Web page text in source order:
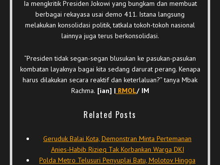
Ia mengkritik Presiden Jokowi yang bungkam dan membuat
berbagai rekayasa usai demo 411. Istana langsung
melakukan konsolidasi politik, tatkala tokoh-tokoh nasional
lainnya juga terus berkonsolidasi.
“Presiden tidak segan-segan blusukan ke pasukan-pasukan
kombatan layaknya bagai kita sedang darurat perang. Kenapa
harus dilakukan secara reaktif dan keterlaluan?” tanya Mbak
Rachma. [ian] | RMOL/ IM
Related Posts
Geruduk Balai Kota, Demonstran Minta Pertemanan
Anies-Habib Rizieq Tak Korbankan Warga DKI
Polda Metro Telusuri Penyuplai Batu, Molotov Hingga